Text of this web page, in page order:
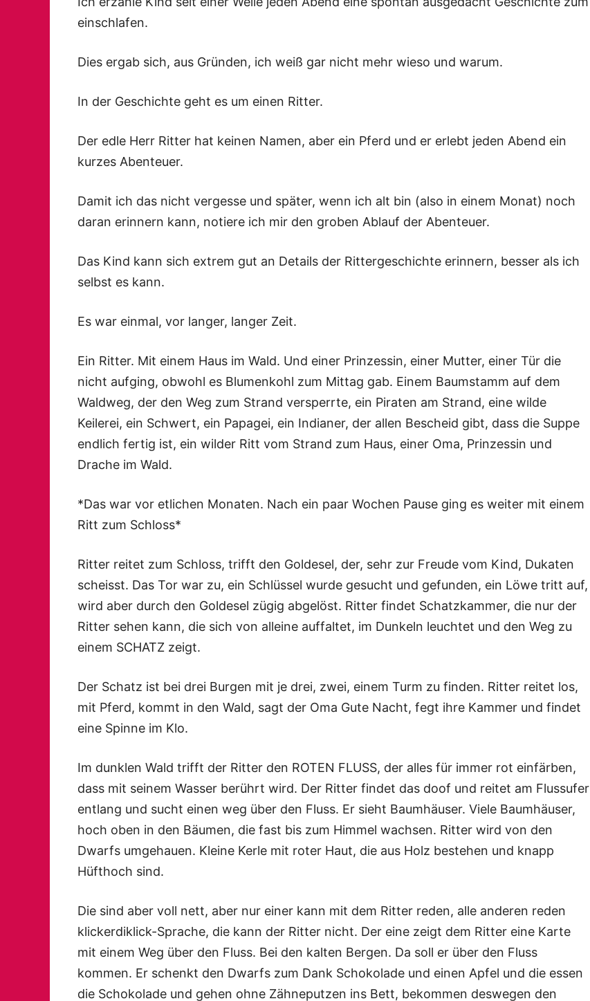
einschlafen.
Dies ergab sich, aus Gründen, ich weiß gar nicht mehr wieso und warum.
In der Geschichte geht es um einen Ritter.
Der edle Herr Ritter hat keinen Namen, aber ein Pferd und er erlebt jeden Abend ein
kurzes Abenteuer.
Damit ich das nicht vergesse und später, wenn ich alt bin (also in einem Monat) noch
daran erinnern kann, notiere ich mir den groben Ablauf der Abenteuer.
Das Kind kann sich extrem gut an Details der Rittergeschichte erinnern, besser als ich
selbst es kann.
Es war einmal, vor langer, langer Zeit.
Ein Ritter. Mit einem Haus im Wald. Und einer Prinzessin, einer Mutter, einer Tür die
nicht aufging, obwohl es Blumenkohl zum Mittag gab. Einem Baumstamm auf dem
Waldweg, der den Weg zum Strand versperrte, ein Piraten am Strand, eine wilde
Keilerei, ein Schwert, ein Papagei, ein Indianer, der allen Bescheid gibt, dass die Suppe
endlich fertig ist, ein wilder Ritt vom Strand zum Haus, einer Oma, Prinzessin und
Drache im Wald.
*Das war vor etlichen Monaten. Nach ein paar Wochen Pause ging es weiter mit einem
Ritt zum Schloss*
Ritter reitet zum Schloss, trifft den Goldesel, der, sehr zur Freude vom Kind, Dukaten
scheisst. Das Tor war zu, ein Schlüssel wurde gesucht und gefunden, ein Löwe tritt auf,
wird aber durch den Goldesel zügig abgelöst. Ritter findet Schatzkammer, die nur der
Ritter sehen kann, die sich von alleine auffaltet, im Dunkeln leuchtet und den Weg zu
einem SCHATZ zeigt.
Der Schatz ist bei drei Burgen mit je drei, zwei, einem Turm zu finden. Ritter reitet los,
mit Pferd, kommt in den Wald, sagt der Oma Gute Nacht, fegt ihre Kammer und findet
eine Spinne im Klo.
Im dunklen Wald trifft der Ritter den ROTEN FLUSS, der alles für immer rot einfärben,
dass mit seinem Wasser berührt wird. Der Ritter findet das doof und reitet am Flussufer
entlang und sucht einen weg über den Fluss. Er sieht Baumhäuser. Viele Baumhäuser,
hoch oben in den Bäumen, die fast bis zum Himmel wachsen. Ritter wird von den
Dwarfs umgehauen. Kleine Kerle mit roter Haut, die aus Holz bestehen und knapp
Hüfthoch sind.
Die sind aber voll nett, aber nur einer kann mit dem Ritter reden, alle anderen reden
klickerdiklick-Sprache, die kann der Ritter nicht. Der eine zeigt dem Ritter eine Karte
mit einem Weg über den Fluss. Bei den kalten Bergen. Da soll er über den Fluss
kommen. Er schenkt den Dwarfs zum Dank Schokolade und einen Apfel und die essen
die Schokolade und gehen ohne Zähneputzen ins Bett, bekommen deswegen den